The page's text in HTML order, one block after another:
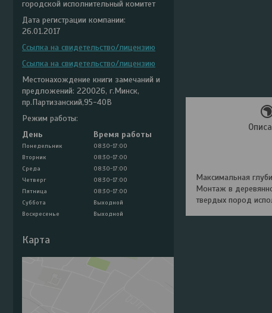
Максимальная
Монтаж в
твердых пород
городской исполнительный комитет
Дата регистрации компании:
26.01.2017
Ссылка на свидетельство/лицензию
Ссылка на свидетельство/лицензию
Местонахождение книги замечаний и
предложений: 220026, г.Минск,
пр.Партизанский,95-40В
Режим работы:
День
Время работы
Понедельник
08:30-17:00
Вторник
08:30-17:00
Среда
08:30-17:00
Четверг
08:30-17:00
Пятница
08:30-17:00
Суббота
Выходной
Воскресенье
Выходной
Карта